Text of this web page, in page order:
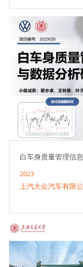
白车身质量管理信
2023
上汽大众汽车有限